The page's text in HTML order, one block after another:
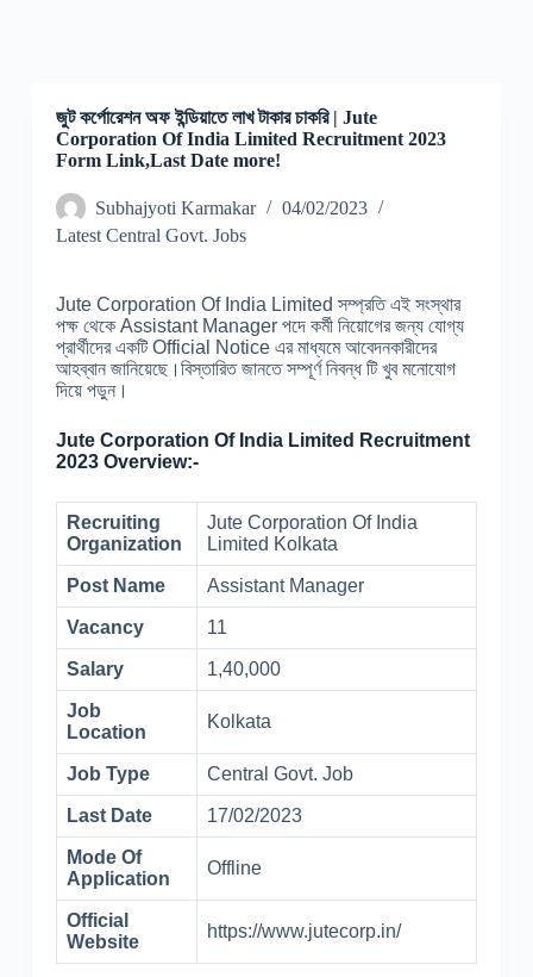
জুট কর্পোরেশন অফ ইন্ডিয়াতে লাখ টাকার চাকরি | Jute
Corporation Of India Limited Recruitment 2023
Form Link,Last Date more!
Subhajyoti Karmakar
04/02/2023
Latest Central Govt. Jobs
Jute Corporation Of India Limited সম্প্রতি এই সংস্থার
পক্ষ থেকে Assistant Manager পদে কর্মী নিয়োগের জন্য যোগ্য
প্রার্থীদের একটি Official Notice এর মাধ্যমে আবেদনকারীদের
আহব্বান জানিয়েছে।বিস্তারিত জানতে সম্পূর্ণ নিবন্ধ টি খুব মনোযোগ
দিয়ে পড়ুন।
Jute Corporation Of India Limited Recruitment
2023 Overview:-
Recruiting
Organization
Jute Corporation Of India
Limited Kolkata
Post Name Assistant Manager
Vacancy 11
Salary 1,40,000
Job
Location
Kolkata
Job Type Central Govt. Job
Last Date 17/02/2023
Mode Of
Application
Offline
Official
Website
https://www.jutecorp.in/